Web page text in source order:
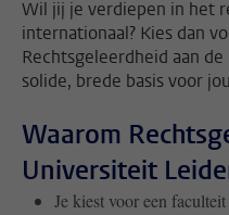
Wil jij je verdiepen in het
internationaal? Kies dan
Rechtsgeleerdheid aan
solide, brede basis voor
Waarom
Universiteit
Je kiest voor een